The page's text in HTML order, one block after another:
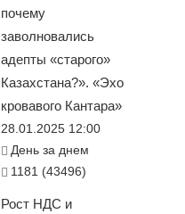
почему
заволновались
адепты «старого»
Казахстана?». «Эхо
кровавого Кантара»
28.01.2025 12:00
День за днем
1181 (43496)
Рост НДС и